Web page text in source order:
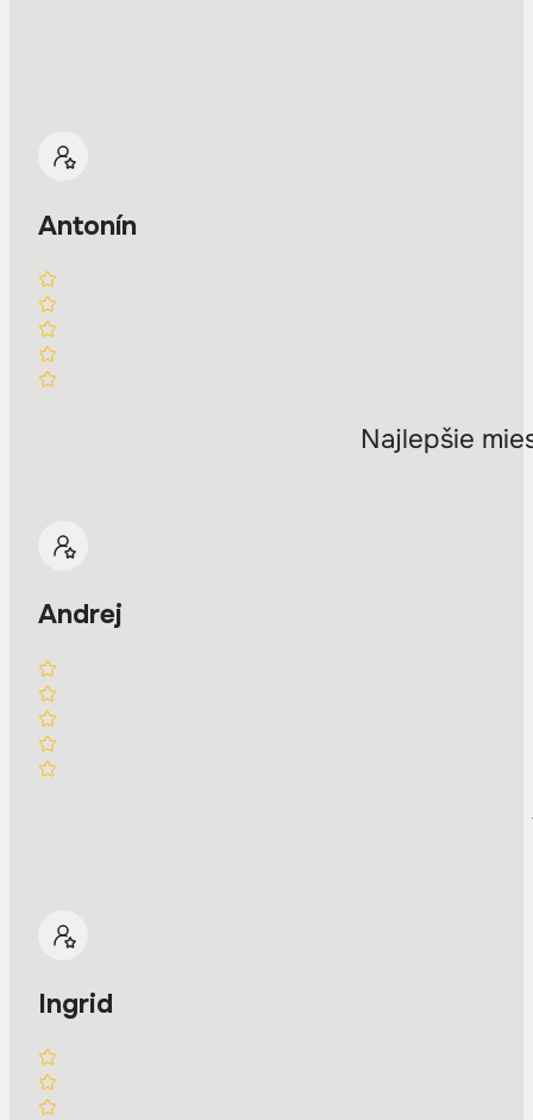
Antonín
Najlepšie
Andrej
Ingrid